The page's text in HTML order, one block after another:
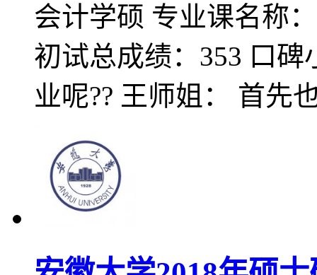
会计学硕 专业课名称
初试总成绩：353 口
业呢?? 王师姐： 首先